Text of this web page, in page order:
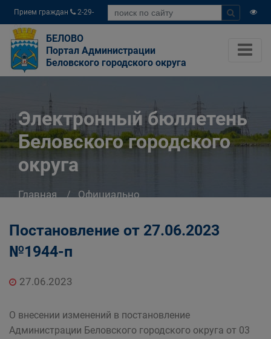
Прием граждан
2-29-
04
БЕЛОВО
Портал Администрации
Беловского городского округа
Электронный бюллетень
Беловского городского
округа
Главная
Официально
Постановление от 27.06.2023
№1944-п
27.06.2023
О внесении изменений в постановление
Администрации Беловского городского округа от 03